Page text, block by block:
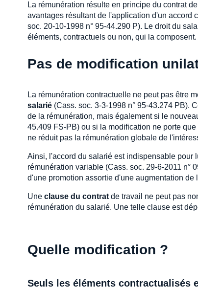
La rémunération résulte en principe du contrat
avantages résultant de l'application d'un accord
soc. 20-10-1998 n° 95-44.290 P). Le droit du
éléments, contractuels ou non, qui la composent.
Pas de modification
La rémunération contractuelle ne peut pas être
salarié (Cass. soc. 3-3-1998 n° 95-43.274 PB).
de la rémunération, mais également si le
45.409 FS-PB) ou si la modification ne porte que
ne réduit pas la rémunération globale de
Ainsi, l'accord du salarié est indispensable pour
rémunération variable (Cass. soc. 29-6-2011 n°
d'une promotion assortie d'une augmentation de
Une clause du contrat de travail ne peut pas
rémunération du salarié. Une telle clause est
Quelle modification ?
Seuls les éléments contractualisés